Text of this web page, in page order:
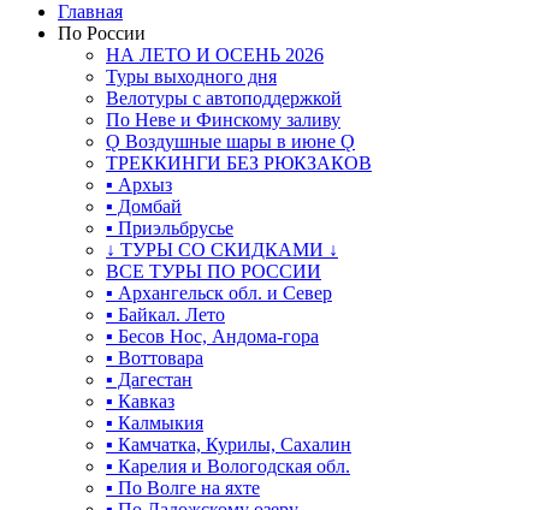
Главная
По России
НА ЛЕТО И ОСЕНЬ 2026
Туры выходного дня
Велотуры с автоподдержкой
По Неве и Финскому заливу
Ǫ Воздушные шары в июне Ǫ
ТРЕККИНГИ БЕЗ РЮКЗАКОВ
▪ Архыз
▪ Домбай
▪ Приэльбрусье
↓ ТУРЫ СО СКИДКАМИ ↓
ВСЕ ТУРЫ ПО РОССИИ
▪ Архангельск обл. и Север
▪ Байкал. Лето
▪ Бесов Нос, Андома-гора
▪ Воттовара
▪ Дагестан
▪ Кавказ
▪ Калмыкия
▪ Камчатка, Курилы, Сахалин
▪ Карелия и Вологодская обл.
▪ По Волге на яхте